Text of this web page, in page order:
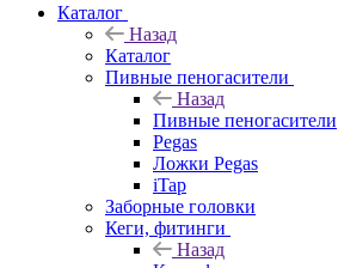
Каталог
Назад
Каталог
Пивные пеногасители
Назад
Пивные пеногасители
Pegas
Ложки Pegas
iTap
Заборные головки
Кеги, фитинги
Назад